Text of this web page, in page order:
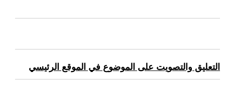
التعليق والتصويت على الموضوع في الموقع الرئيسي